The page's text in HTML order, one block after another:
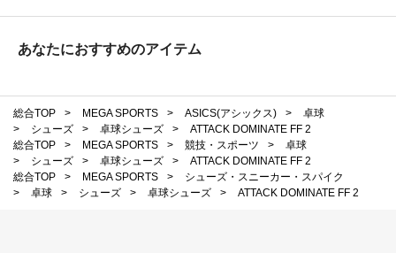
あなたにおすすめのアイテム
総合TOP > MEGA SPORTS > ASICS(アシックス) >
卓球
>
シューズ > 卓球シューズ >
ATTACK DOMINATE FF 2
総合TOP
> MEGA SPORTS > 競技・スポーツ >
卓球
>
シューズ > 卓球シューズ >
ATTACK DOMINATE FF 2
総合TOP
> MEGA SPORTS >
シューズ・スニーカー・スパイク
>
卓球 > シューズ > 卓球シューズ > ATTACK DOMINATE FF 2